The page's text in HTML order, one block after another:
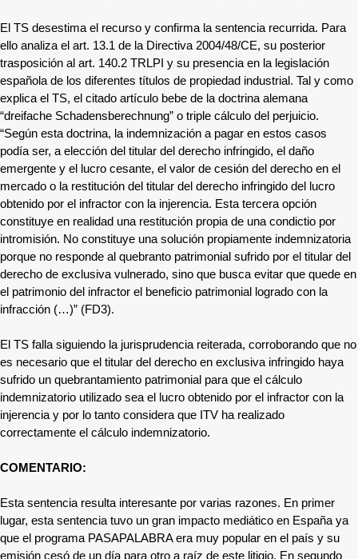
El TS desestima el recurso y confirma la sentencia recurrida. Para
ello analiza el art. 13.1 de la Directiva 2004/48/CE, su posterior
trasposición al art. 140.2 TRLPI y su presencia en la legislación
española de los diferentes títulos de propiedad industrial. Tal y como
explica el TS, el citado artículo bebe de la doctrina alemana
“dreifache Schadensberechnung” o triple cálculo del perjuicio.
“Según esta doctrina, la indemnización a pagar en estos casos
podía ser, a elección del titular del derecho infringido, el daño
emergente y el lucro cesante, el valor de cesión del derecho en el
mercado o la restitución del titular del derecho infringido del lucro
obtenido por el infractor con la injerencia. Esta tercera opción
constituye en realidad una restitución propia de una condictio por
intromisión. No constituye una solución propiamente indemnizatoria
porque no responde al quebranto patrimonial sufrido por el titular del
derecho de exclusiva vulnerado, sino que busca evitar que quede en
el patrimonio del infractor el beneficio patrimonial logrado con la
infracción (…)” (FD3).
El TS falla siguiendo la jurisprudencia reiterada, corroborando que no
es necesario que el titular del derecho en exclusiva infringido haya
sufrido un quebrantamiento patrimonial para que el cálculo
indemnizatorio utilizado sea el lucro obtenido por el infractor con la
injerencia y por lo tanto considera que ITV ha realizado
correctamente el cálculo indemnizatorio.
COMENTARIO:
Esta sentencia resulta interesante por varias razones. En primer
lugar, esta sentencia tuvo un gran impacto mediático en España ya
que el programa PASAPALABRA era muy popular en el país y su
emisión cesó de un día para otro a raíz de este litigio. En segundo